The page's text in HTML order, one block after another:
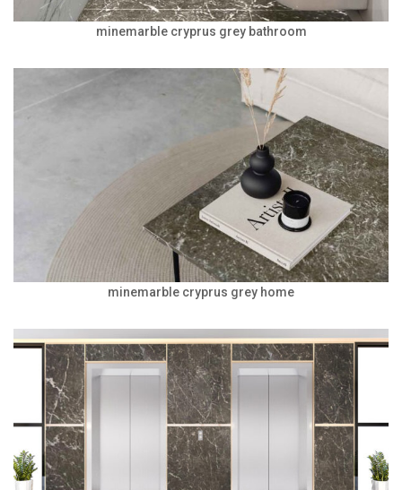
minemarble cryprus grey bathroom
minemarble cryprus grey home